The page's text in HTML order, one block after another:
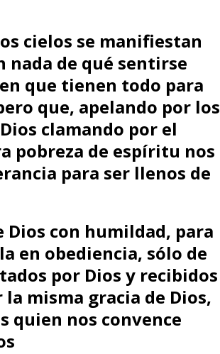
cielos se manifiestan
nada de qué sentirse
que tienen todo para
que, apelando por los
clamando por el
pobreza de espíritu nos
para ser llenos de
Dios con humildad, para
en obediencia, sólo de
por Dios y recibidos
misma gracia de Dios,
quien nos convence